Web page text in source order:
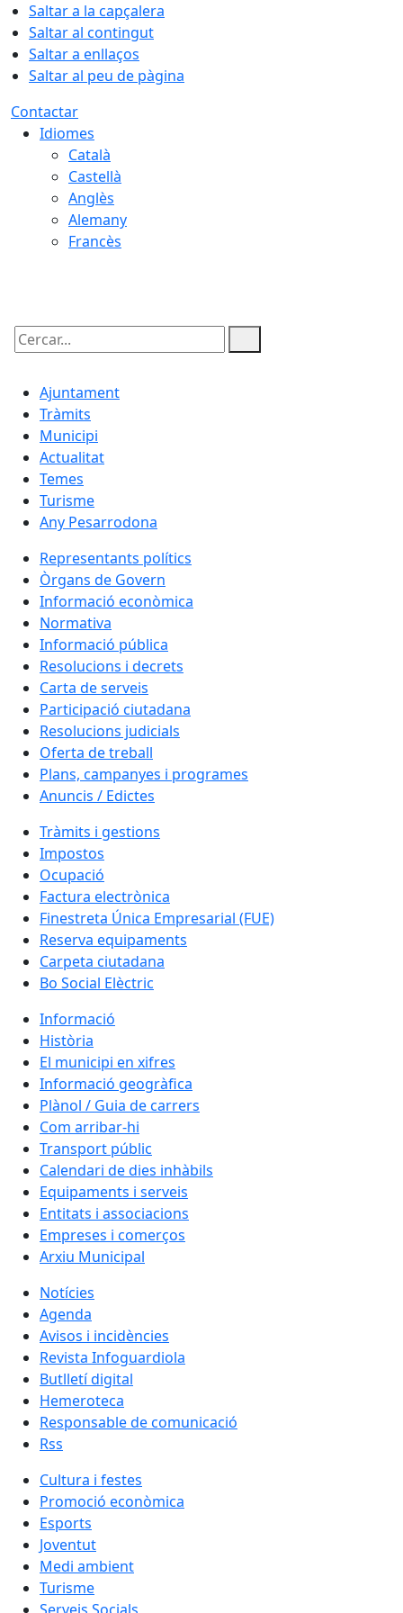
Saltar a la capçalera
Saltar al contingut
Saltar a enllaços
Saltar al peu de pàgina
Contactar
Idiomes
Català
Castellà
Anglès
Alemany
Francès
Cercar:
Ajuntament
Tràmits
Municipi
Actualitat
Temes
Turisme
Any Pesarrodona
Representants polítics
Òrgans de Govern
Informació econòmica
Normativa
Informació pública
Resolucions i decrets
Carta de serveis
Participació ciutadana
Resolucions judicials
Oferta de treball
Plans, campanyes i programes
Anuncis / Edictes
Tràmits i gestions
Impostos
Ocupació
Factura electrònica
Finestreta Única Empresarial (FUE)
Reserva equipaments
Carpeta ciutadana
Bo Social Elèctric
Informació
Història
El municipi en xifres
Informació geogràfica
Plànol / Guia de carrers
Com arribar-hi
Transport públic
Calendari de dies inhàbils
Equipaments i serveis
Entitats i associacions
Empreses i comerços
Arxiu Municipal
Notícies
Agenda
Avisos i incidències
Revista Infoguardiola
Butlletí digital
Hemeroteca
Responsable de comunicació
Rss
Cultura i festes
Promoció econòmica
Esports
Joventut
Medi ambient
Turisme